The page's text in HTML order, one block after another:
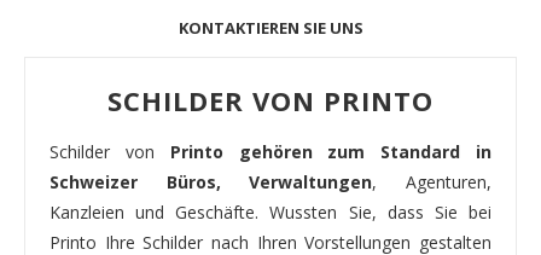
KONTAKTIEREN SIE UNS
SCHILDER VON PRINTO
Schilder von Printo gehören zum Standard in
Schweizer Büros, Verwaltungen, Agenturen,
Kanzleien und Geschäfte. Wussten Sie, dass Sie bei
Printo Ihre Schilder nach Ihren Vorstellungen gestalten